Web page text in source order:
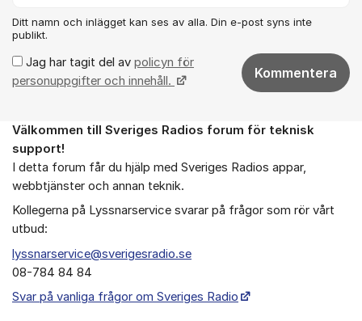
Ditt namn och inlägget kan ses av alla. Din e-post syns inte
publikt.
Jag har tagit del av policyn för
personuppgifter och innehåll.
Kommentera
Om forumet
Välkommen till Sveriges Radios forum för teknisk
support!
I detta forum får du hjälp med Sveriges Radios appar,
webbtjänster och annan teknik.
Kollegerna på Lyssnarservice svarar på frågor som rör vårt
utbud:
lyssnarservice@sverigesradio.se
08-784 84 84
Svar på vanliga frågor om Sveriges Radio